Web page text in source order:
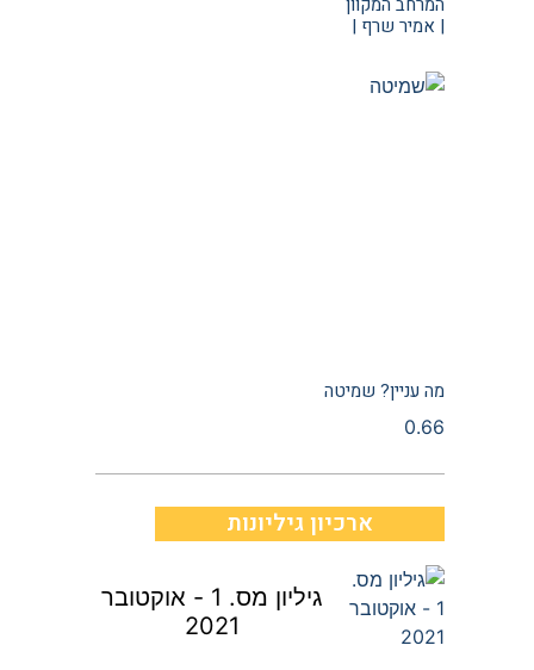
| אמיר שרף |
מה עניין? שמיטה
ארכיון גיליונות
גיליון מס. 1 - אוקטובר
2021